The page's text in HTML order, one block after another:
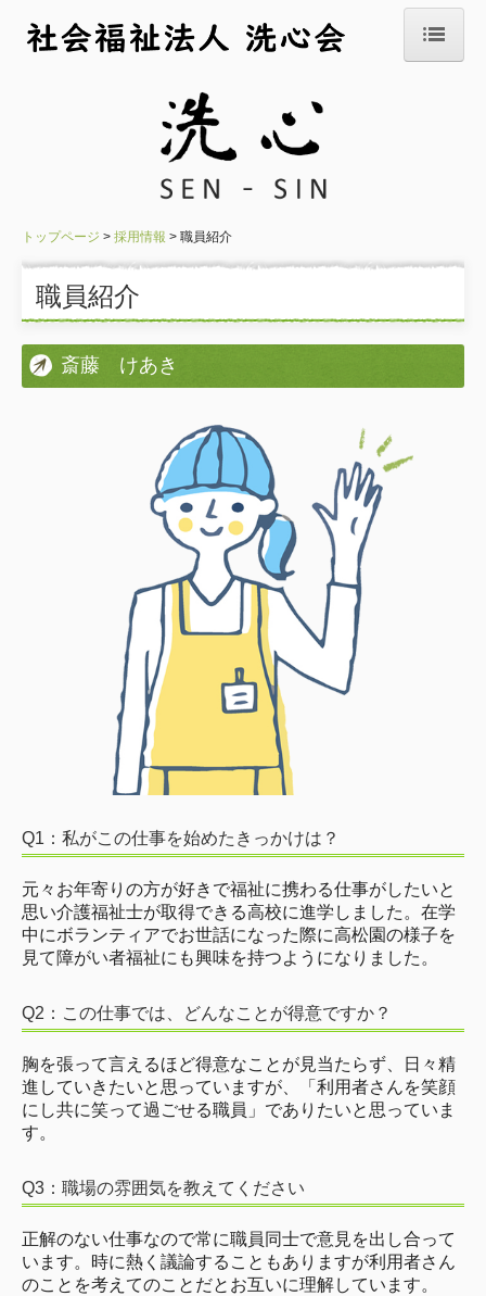
情報公開
職員紹介
お問合せ
のぞみ福祉作業所
ワークショップひまわり
ワークショップふれあい
グループホーム
白浜荘
宿浦荘
しゃくなげ
つばき荘
障害者相談支援センター
トップページ 採用情報 職員紹介
職員紹介
斎藤 けあき
Q1：私がこの仕事を始めたきっかけは？
元々お年寄りの方が好きで福祉に携わる仕事がしたいと
思い介護福祉士が取得できる高校に進学しました。在学
中にボランティアでお世話になった際に高松園の様子を
見て障がい者福祉にも興味を持つようになりました。
Q2：この仕事では、どんなことが得意ですか？
胸を張って言えるほど得意なことが見当たらず、日々精
進していきたいと思っていますが、「利用者さんを笑顔
にし共に笑って過ごせる職員」でありたいと思っていま
す。
Q3：職場の雰囲気を教えてください
正解のない仕事なので常に職員同士で意見を出し合って
います。時に熱く議論することもありますが利用者さん
のことを考えてのことだとお互いに理解しています。